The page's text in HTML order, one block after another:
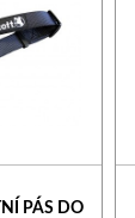
PÁS DO